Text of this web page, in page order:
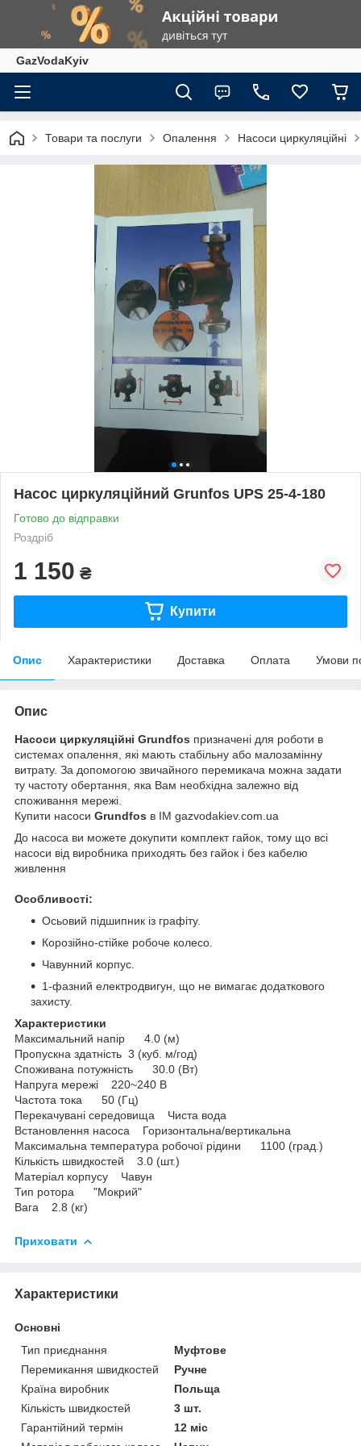
GazVodaKyiv
Товари та послуги Опалення Насоси циркуляційні
Насос циркуляційний Grunfos UPS 25-4-180
Готово до відправки
Роздріб
1 150 ₴
Купити
Опис Характеристики Доставка Оплата Умови
Опис
Насоси циркуляційні Grundfos призначені для роботи в
системах опалення, які мають стабільну або малозамінну
витрату. За допомогою звичайного перемикача можна задати
ту частоту обертання, яка Вам необхідна залежно від
споживання мережі.
Купити насоси Grundfos в ІМ gazvodakiev.com.ua
До насоса ви можете докупити комплект гайок, тому що всі
насоси від виробника приходять без гайок і без кабелю
живлення
Особливості:
Осьовий підшипник із графіту.
Корозійно-стійке робоче колесо.
Чавунний корпус.
1-фазний електродвигун, що не вимагає додаткового
захисту.
Характеристики
Максимальний напір 4.0 (м)
Пропускна здатність 3 (куб. м/год)
Споживана потужність 30.0 (Вт)
Напруга мережі 220~240 В
Частота тока 50 (Гц)
Перекачувані середовища Чиста вода
Встановлення насоса Горизонтальна/вертикальна
Максимальна температура робочої рідини 1100 (град.)
Кількість швидкостей 3.0 (шт.)
Матеріал корпусу Чавун
Тип ротора "Мокрий"
Вага 2.8 (кг)
Приховати
Характеристики
Основні
Тип приєднання
Муфтове
Перемикання швидкостей
Ручне
Країна виробник
Польща
Кількість швидкостей
3 шт.
Гарантійний термін
12 міс